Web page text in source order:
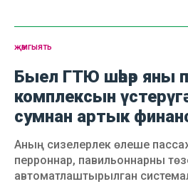
җәмгыять
Быел ГТЮ шәһәр яны
комплексын
сумнан артык
Аның сизелерлек өлеше
перроннар, павильоннарны
автоматлаштырылган